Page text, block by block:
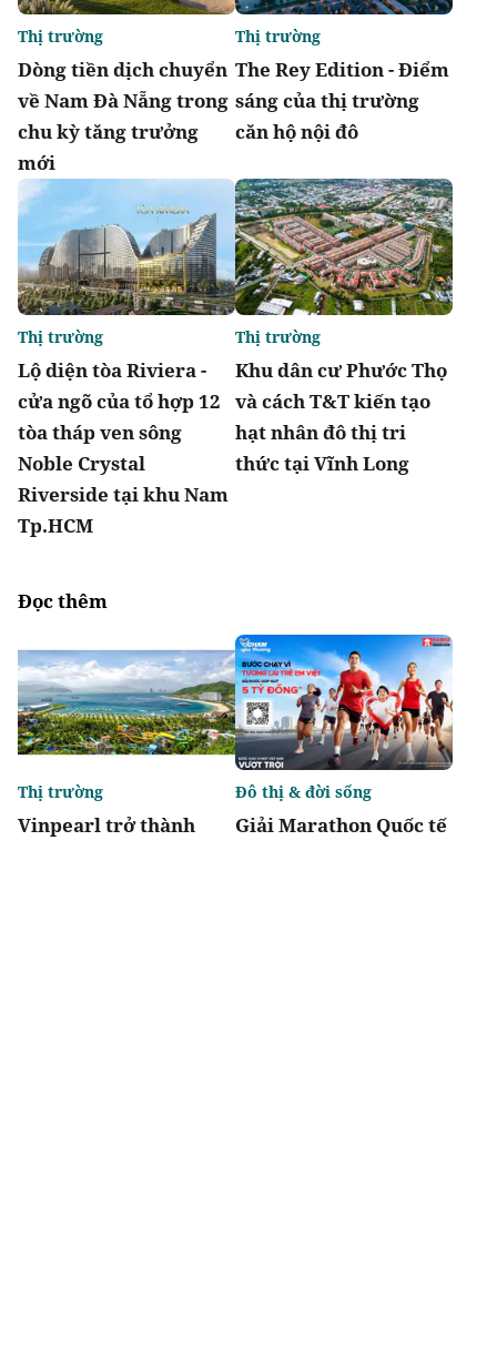
Dòng tiền dịch chuyển
về Nam Đà Nẵng trong
chu kỳ tăng trưởng
mới
Thị trường
The Rey Edition - Điểm
sáng của thị trường
căn hộ nội đô
Thị trường
Lộ diện tòa Riviera -
cửa ngõ của tổ hợp 12
tòa tháp ven sông
Noble Crystal
Riverside tại khu Nam
Tp.HCM
Thị trường
Khu dân cư Phước Thọ
và cách T&T kiến tạo
hạt nhân đô thị tri
thức tại Vĩnh Long
Thị trường
Đọc thêm
Vinpearl trở thành
Thị trường
Giải Marathon Quốc tế
Đô thị & đời sống